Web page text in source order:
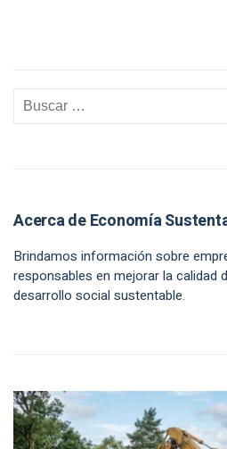
Acerca de Economía
Brindamos información sobre
responsables en mejorar la calidad
desarrollo social sustentable.